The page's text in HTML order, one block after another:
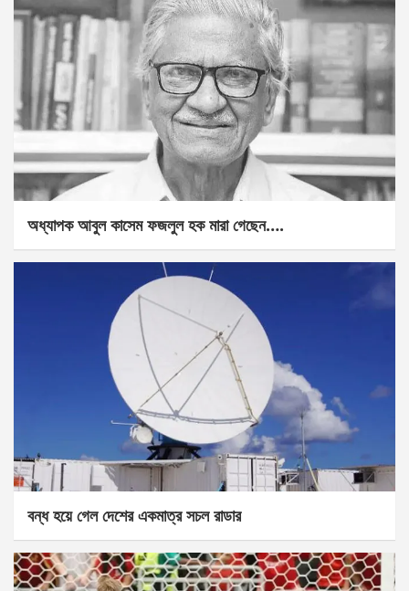
অধ্যাপক আবুল কাসেম ফজলুল হক মারা গেছেন….
বন্ধ হয়ে গেল দেশের একমাত্র সচল রাডার